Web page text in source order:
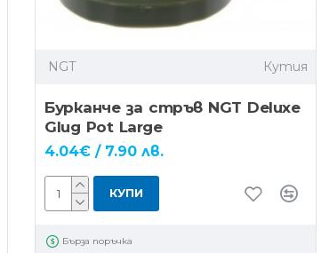
NGT Кутия
Бурканче за стръв NGT Deluxe
Glug Pot Large
4.04€ / 7.90 лв.
КУПИ
Бърза поръчка